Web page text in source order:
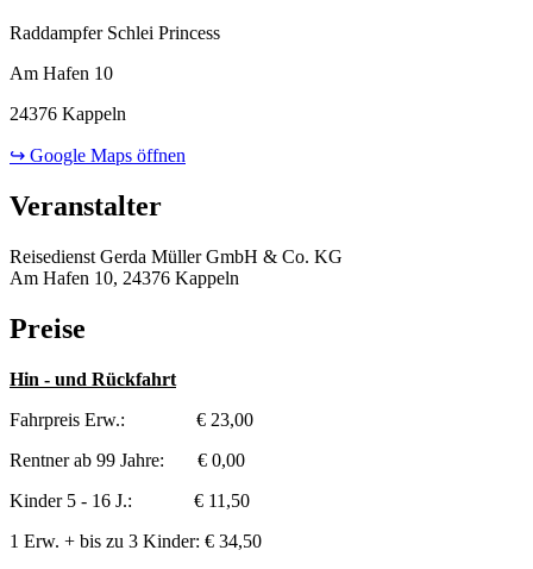
Raddampfer Schlei Princess
Am Hafen 10
24376 Kappeln
↪ Google Maps öffnen
Veranstalter
Reisedienst Gerda Müller GmbH & Co. KG
Am Hafen 10, 24376 Kappeln
Preise
Hin - und Rückfahrt
Fahrpreis Erw.: € 23,00
Rentner ab 99 Jahre: € 0,00
Kinder 5 - 16 J.: € 11,50
1 Erw. + bis zu 3 Kinder: € 34,50